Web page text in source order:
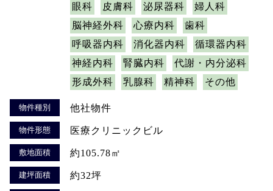
眼科
皮膚科 泌尿器科
婦人科
脳神経外科
心療内科
歯科
呼吸器内科
消化器内科
循環器内科
神経内科
腎臓内科
代謝・内分泌科
形成外科
乳腺科 精神科 その他
物件種別 他社物件
物件形態 医療クリニックビル
敷地面積 約105.78㎡
建坪面積 約32坪